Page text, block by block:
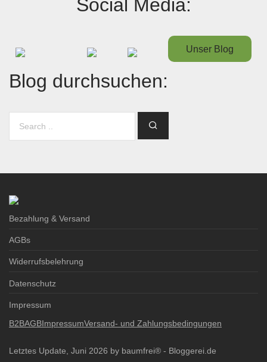
Social Media:
Unser Blog
Blog durchsuchen:
Bezahlung & Versand
AGBs
Widerrufsbelehrung
Datenschutz
Impressum
B2BAGBImpressumVersand- und Zahlungsbedingungen
Letztes Update, Juni 2026 by baumfrei® - Bloggerei.de